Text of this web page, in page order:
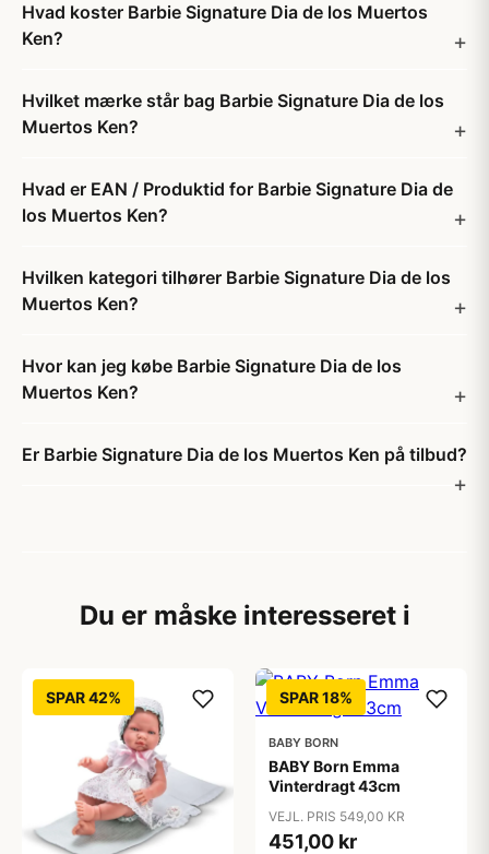
Hvad koster Barbie Signature Dia de los Muertos
Ken?
Hvilket mærke står bag Barbie Signature Dia de los
Muertos Ken?
Hvad er EAN / Produktid for Barbie Signature Dia de
los Muertos Ken?
Hvilken kategori tilhører Barbie Signature Dia de los
Muertos Ken?
Hvor kan jeg købe Barbie Signature Dia de los
Muertos Ken?
Er Barbie Signature Dia de los Muertos Ken på tilbud?
Du er måske interesseret i
SPAR 42% SPAR 18%
BABY BORN
BABY Born Emma
Vinterdragt 43cm
VEJL. PRIS 549,00 KR
451,00 kr